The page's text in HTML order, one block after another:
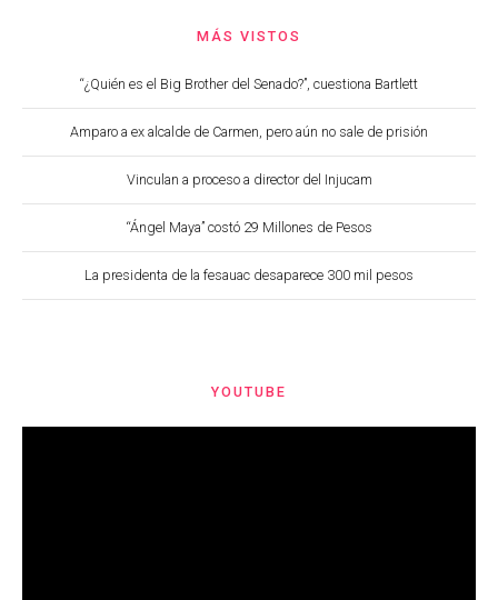
MÁS VISTOS
“¿Quién es el Big Brother del Senado?”, cuestiona Bartlett
Amparo a ex alcalde de Carmen, pero aún no sale de prisión
Vinculan a proceso a director del Injucam
“Ángel Maya” costó 29 Millones de Pesos
La presidenta de la fesauac desaparece 300 mil pesos
YOUTUBE